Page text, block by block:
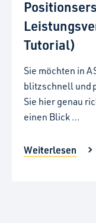
Tutorial)
Sie möchten in
blitzschnell und
Sie hier genau
einen Blick …
Weiterlesen